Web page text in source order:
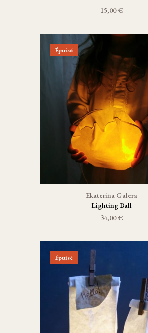
15,00 €
Épuisé
Ekaterina Galera
Lighting Ball
34,00 €
Épuisé